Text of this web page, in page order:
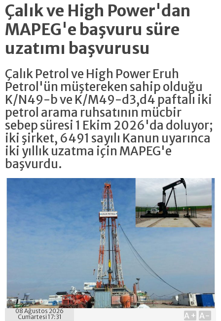
Çalık ve High Power'dan
MAPEG'e başvuru süre
uzatımı başvurusu
Çalık Petrol ve High Power Eruh
Petrol'ün müştereken sahip olduğu
K/N49-b ve K/M49-d3,d4 paftalı iki
petrol arama ruhsatının mücbir
sebep süresi 1 Ekim 2026'da doluyor;
iki şirket, 6491 sayılı Kanun uyarınca
iki yıllık uzatma için MAPEG'e
başvurdu.
08 Ağustos 2026
Cumartesi 17:31
A+ A-